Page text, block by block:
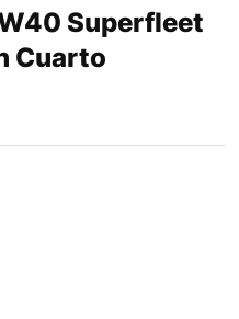
Superfleet
Cuarto